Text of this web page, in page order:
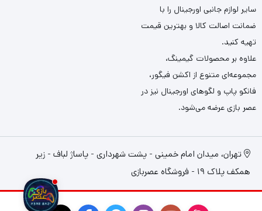
سایر لوازم جانبی اورجینال را با
ضمانت اصالت کالا و بهترین قیمت
تهیه کنید.
علاوه بر محصولات گیمینگ،
مجموعه‌ای متنوع از اکشن فیگور،
فانکو پاپ و لگوهای اورجینال نیز در
عصر بازی عرضه می‌شود.
تهران، میدان امام خمینی - پشت شهرداری - پاساژ لباف - زیر
همکف پلاک 19 - فروشگاه عصربازی